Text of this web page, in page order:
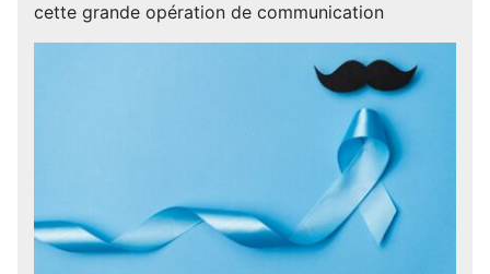
cette grande opération de communication